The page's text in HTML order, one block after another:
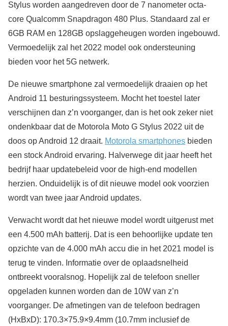
Stylus worden aangedreven door de 7 nanometer octa-
core Qualcomm Snapdragon 480 Plus. Standaard zal er
6GB RAM en 128GB opslaggeheugen worden ingebouwd.
Vermoedelijk zal het 2022 model ook ondersteuning
bieden voor het 5G netwerk.
De nieuwe smartphone zal vermoedelijk draaien op het
Android 11 besturingssysteem. Mocht het toestel later
verschijnen dan z’n voorganger, dan is het ook zeker niet
ondenkbaar dat de Motorola Moto G Stylus 2022 uit de
doos op Android 12 draait. Motorola smartphones bieden
een stock Android ervaring. Halverwege dit jaar heeft het
bedrijf haar updatebeleid voor de high-end modellen
herzien. Onduidelijk is of dit nieuwe model ook voorzien
wordt van twee jaar Android updates.
Verwacht wordt dat het nieuwe model wordt uitgerust met
een 4.500 mAh batterij. Dat is een behoorlijke update ten
opzichte van de 4.000 mAh accu die in het 2021 model is
terug te vinden. Informatie over de oplaadsnelheid
ontbreekt vooralsnog. Hopelijk zal de telefoon sneller
opgeladen kunnen worden dan de 10W van z’n
voorganger. De afmetingen van de telefoon bedragen
(HxBxD): 170.3×75.9×9.4mm (10.7mm inclusief de